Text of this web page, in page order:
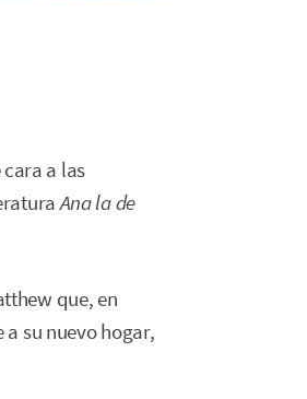
a las
Ana la de
que, en
su nuevo hogar,